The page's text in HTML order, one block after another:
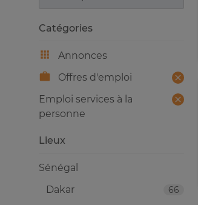
Catégories
Annonces
Offres d'emploi
Emploi services à la
personne
Lieux
Sénégal
66
Dakar